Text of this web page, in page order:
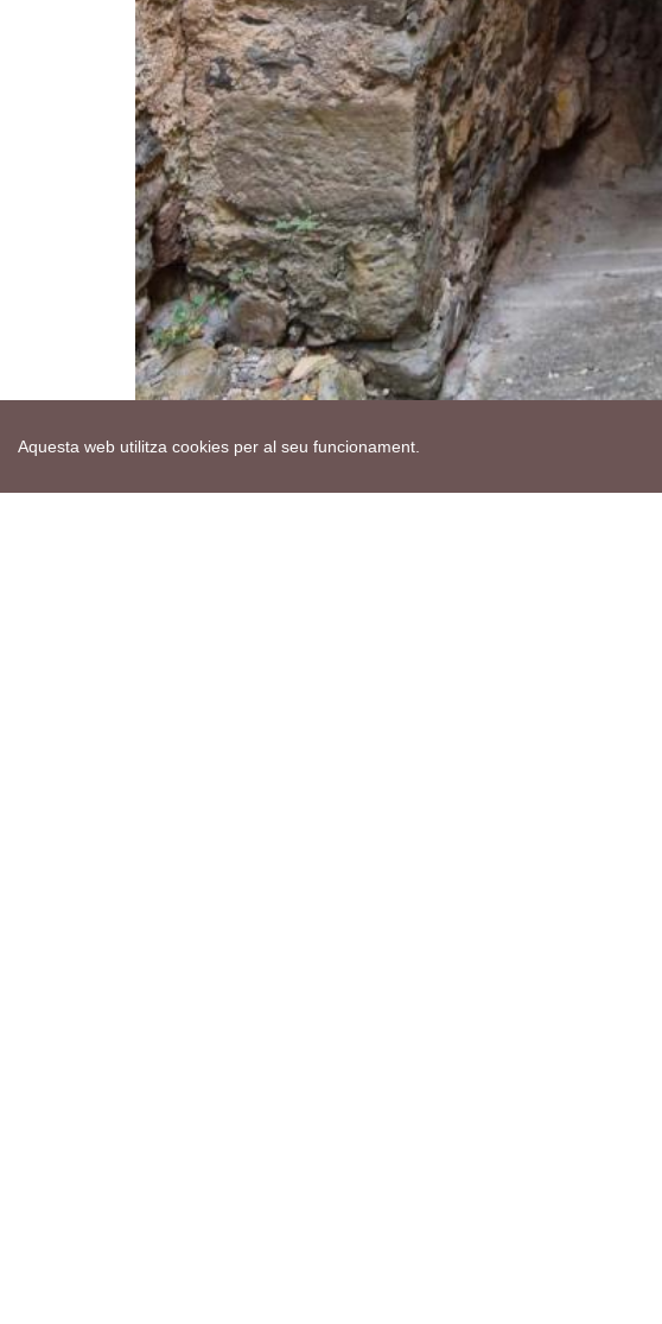
Aquesta web utilitza cookies per al seu funcionament.